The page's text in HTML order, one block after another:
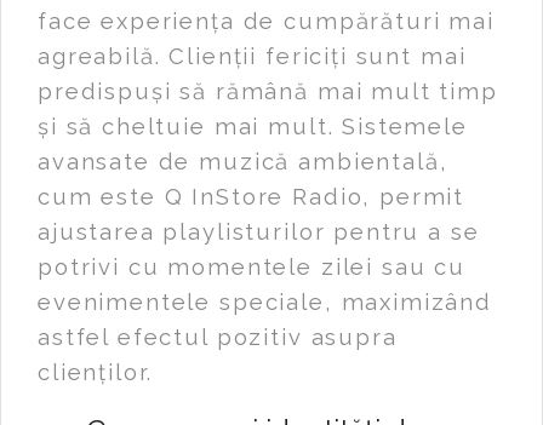
face experiența de cumpărături mai
agreabilă. Clienții fericiți sunt mai
predispuși să rămână mai mult timp
și să cheltuie mai mult. Sistemele
avansate de muzică ambientală,
cum este Q InStore Radio, permit
ajustarea playlisturilor pentru a se
potrivi cu momentele zilei sau cu
evenimentele speciale, maximizând
astfel efectul pozitiv asupra
clienților.